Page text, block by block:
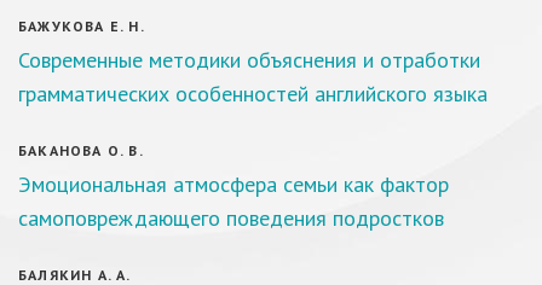
БАЖУКОВА Е. Н.
Современные методики объяснения и отработки
грамматических особенностей английского языка
БАКАНОВА О. В.
Эмоциональная атмосфера семьи как фактор
самоповреждающего поведения подростков
БАЛЯКИН А. А.